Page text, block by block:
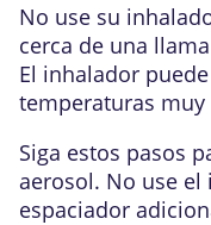
No use su
cerca de una
El inhalador
temperaturas muy
Siga estos pasos
aerosol. No use
espaciador